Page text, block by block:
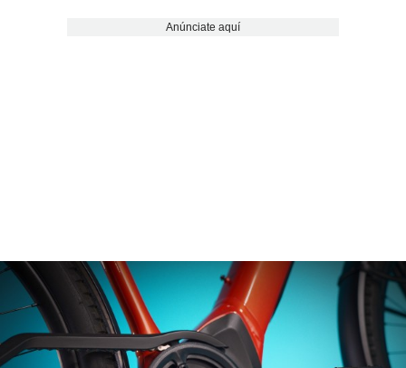
Anúnciate aquí